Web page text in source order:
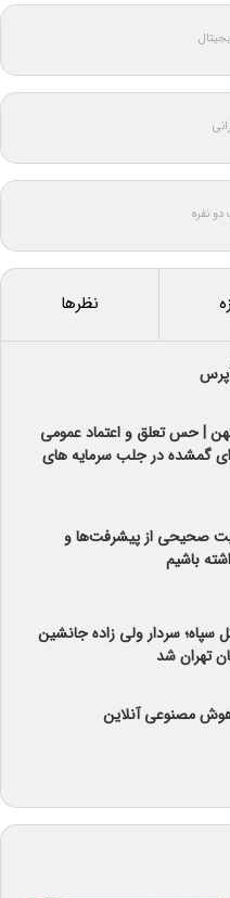
نفره
نظرها
| حس تعلق و اعتماد عمومی
گمشده در جلب سرمایه های
صحیحی از پیشرفت‌ها و
باشیم
سپاه؛ سردار ولی زاده جانشین
تهران شد
مصنوعی آنلاین